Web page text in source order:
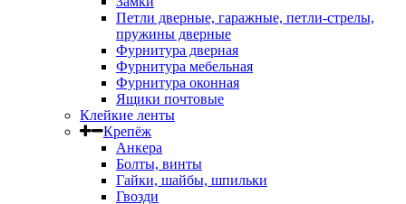
Петли дверные, гаражные, петли-стрелы,
пружины дверные
Фурнитура дверная
Фурнитура мебельная
Фурнитура оконная
Ящики почтовые
Клейкие ленты
Крепёж
Анкера
Болты, винты
Гайки, шайбы, шпильки
Гвозди